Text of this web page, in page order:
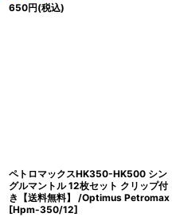
650円(税込)
ペトロマックスHK350-HK500 シン
グルマントル 12枚セット クリップ付
き【送料無料】 /Optimus Petromax
[Hpm-350/12]